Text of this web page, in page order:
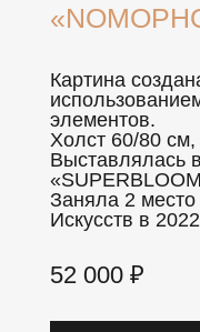
Картина
элементов.
Холст 60/80
Выставлялась
Заняла 2
Искусств в
52 000 ₽